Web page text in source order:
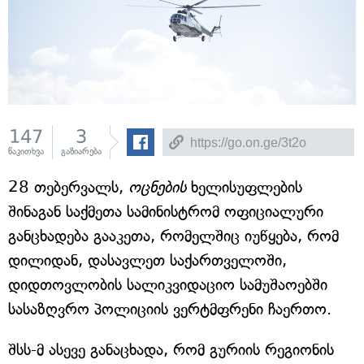
147
წაკითხვა
3
გაზიარება
28 თებერვალს, ოცნებისხელისუფლების
შინაგან საქმეთა სამინისტრომ ოფიციალური
განცხადება გააკეთა, რომელშიც იუწყება, რომ
დილიდან, დასავლეთ საქართველოში,
დიდთოვლობის სალიკვიდაციო სამუშაოებში
სასაზღვრო პოლიციის ვერტმფრენი ჩაერთო.
შსს-მ ასევე განაცხადა, რომ გურიის რეგიონის